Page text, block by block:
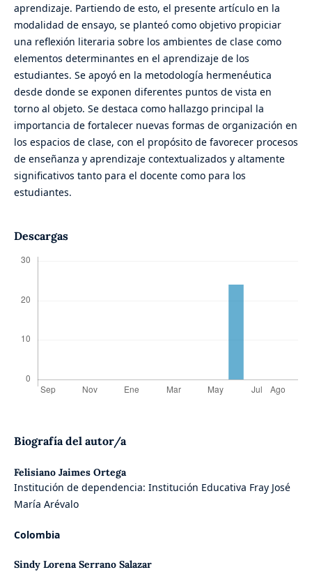
aprendizaje. Partiendo de esto, el presente artículo en la
modalidad de ensayo, se planteó como objetivo propiciar
una reflexión literaria sobre los ambientes de clase como
elementos determinantes en el aprendizaje de los
estudiantes. Se apoyó en la metodología hermenéutica
desde donde se exponen diferentes puntos de vista en
torno al objeto. Se destaca como hallazgo principal la
importancia de fortalecer nuevas formas de organización en
los espacios de clase, con el propósito de favorecer procesos
de enseñanza y aprendizaje contextualizados y altamente
significativos tanto para el docente como para los
estudiantes.
Descargas
Biografía del autor/a
Felisiano Jaimes Ortega
Institución de dependencia: Institución Educativa Fray José
María Arévalo
Colombia
Sindy Lorena Serrano Salazar